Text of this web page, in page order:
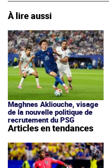
À lire aussi
Maghnes Akliouche, visage
de la nouvelle politique de
recrutement du PSG
Articles en tendances